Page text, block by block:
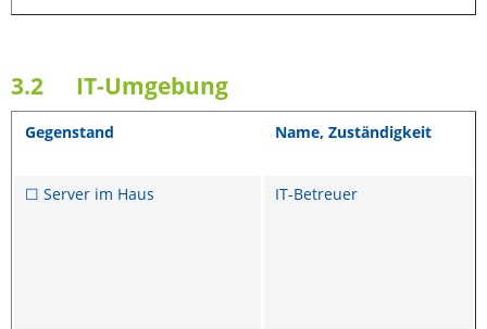
3.2 IT-Umgebung
Gegenstand Name, Zuständigkeit
☐ Server im Haus IT-Betreuer